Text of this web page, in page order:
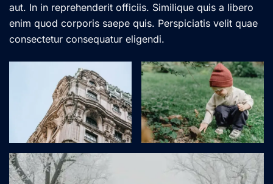
aut. In in reprehenderit officiis. Similique quis a libero
enim quod corporis saepe quis. Perspiciatis velit quae
consectetur consequatur eligendi.